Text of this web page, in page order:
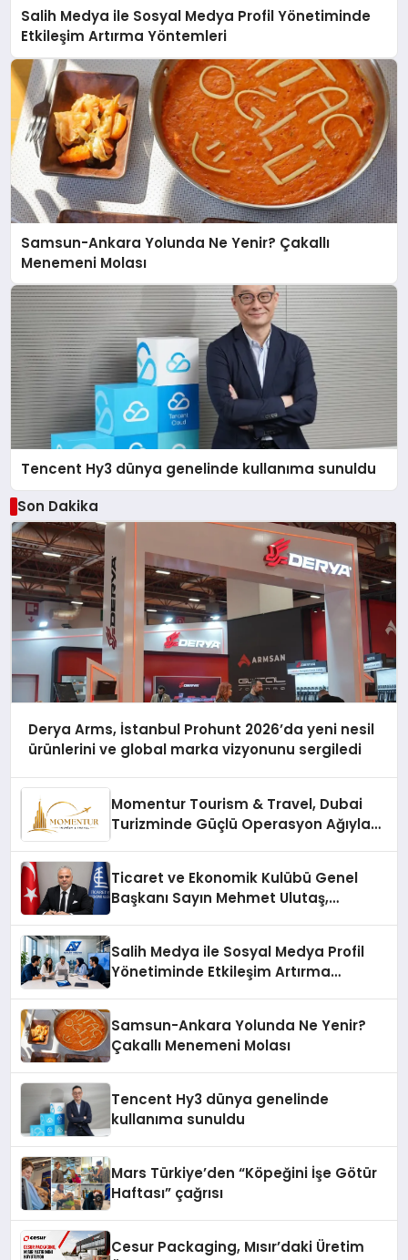
Salih Medya ile Sosyal Medya Profil Yönetiminde
Etkileşim Artırma Yöntemleri
Samsun-Ankara Yolunda Ne Yenir? Çakallı
Menemeni Molası
Tencent Hy3 dünya genelinde kullanıma sunuldu
Son Dakika
Derya Arms, İstanbul Prohunt 2026’da yeni nesil
ürünlerini ve global marka vizyonunu sergiledi
Momentur Tourism & Travel, Dubai
Turizminde Güçlü Operasyon Ağıyla
Ticaret ve Ekonomik Kulübü Genel
Başkanı Sayın Mehmet Ulutaş,
Salih Medya ile Sosyal Medya Profil
Yönetiminde Etkileşim Artırma
Samsun-Ankara Yolunda Ne Yenir?
Çakallı Menemeni Molası
Tencent Hy3 dünya genelinde
kullanıma sunuldu
Mars Türkiye’den “Köpeğini İşe Götür
Haftası” çağrısı
Cesur Packaging, Mısır’daki Üretim